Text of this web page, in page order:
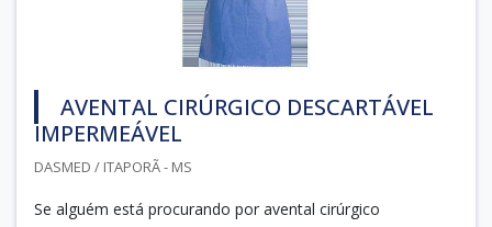
AVENTAL CIRÚRGICO DESCARTÁVEL
IMPERMEÁVEL
DASMED / ITAPORÃ - MS
Se alguém está procurando por avental cirúrgico